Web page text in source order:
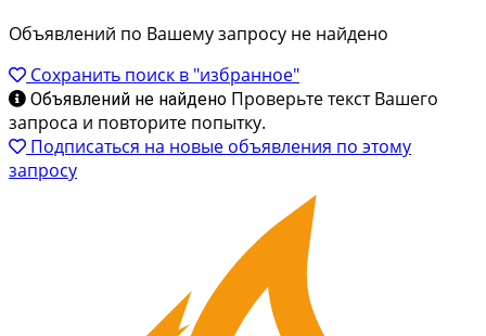
Объявлений по Вашему запросу не найдено
Сохранить поиск в "избранное"
Объявлений не найдено Проверьте текст Вашего
запроса и повторите попытку.
Подписаться на новые объявления по этому
запросу